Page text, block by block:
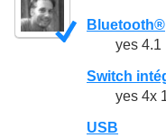
Bluetooth®
yes 4.1
Switch
yes 4x
USB